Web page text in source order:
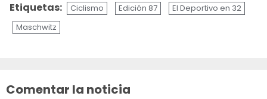
Etiquetas: Ciclismo Edición 87
El Deportivo en 32
Maschwitz
Comentar la noticia